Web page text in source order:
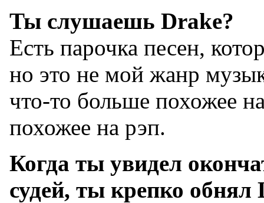
Ты слушаешь Drake?
Есть парочка песен,
но это не мой жанр
что-то больше похожее
похожее на рэп.
Когда ты увидел
судей, ты крепко